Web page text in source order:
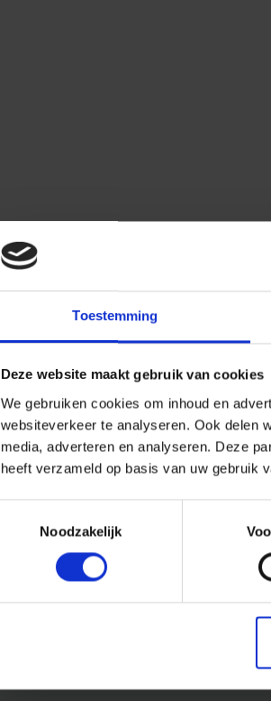
Toestemming
Deze website maakt gebruik van cookies
We gebruiken cookies om inhoud en
websiteverkeer te analyseren. Ook delen
media, adverteren en analyseren. Deze
heeft verzameld op basis van uw gebruik
Noodzakelijk